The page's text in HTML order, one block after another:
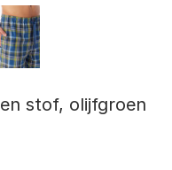
stof, olijfgroen